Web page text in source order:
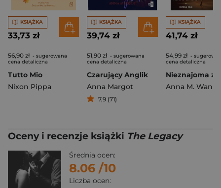
KSIĄŻKA
33,73 zł
56,90 zł - sugerowana
cena detaliczna
Tutto Mio
Nixon Pippa
KSIĄŻKA
39,74 zł
51,90 zł - sugerowana
cena detaliczna
Czarujący Anglik
Anna Margot
7,9 (71)
KSIĄŻKA
41,74 zł
54,99 zł -
cena detaliczna
Anna M. Wan
Oceny i recenzje książki The Legacy
Średnia ocen:
8.06 /10
Liczba ocen: